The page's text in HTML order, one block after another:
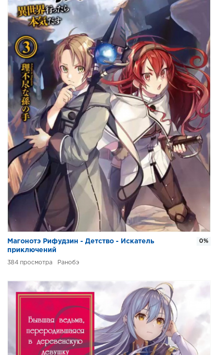
Магонотэ Рифудзин - Детство - Искатель
приключений
384 Ранобэ
0%